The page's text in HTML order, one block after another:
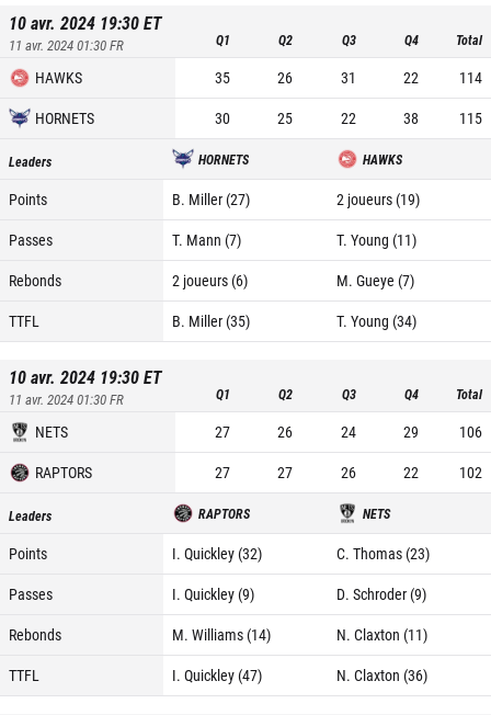
10 avr. 2024 19:30ET
11 avr. 2024 01:30FR Q1 Q2 Q3 Q4 Total
HAWKS 35 26 31 22
114
HORNETS
30 25 22 38 115
Leaders HORNETS HAWKS
Points B. Miller (27)
2 joueurs (19)
Passes
T. Mann (7)
T. Young (11)
Rebonds
2 joueurs (6)
M. Gueye (7)
TTFL
B. Miller (35) T. Young (34)
10 avr. 2024 19:30ET
11 avr. 2024 01:30FR Q1 Q2 Q3 Q4 Total
NETS 27 26 24 29
106
RAPTORS
27 27 26 22 102
Leaders RAPTORS NETS
Points I. Quickley (32)
C. Thomas (23)
Passes
I. Quickley (9)
D. Schroder (9)
Rebonds
M. Williams (14)
N. Claxton (11)
TTFL
I. Quickley (47) N. Claxton (36)